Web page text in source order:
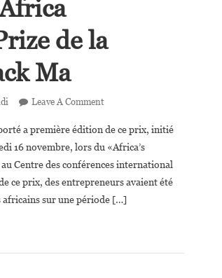
de la
Ma
Leave A CommentOn
Giwa-
Tubosun
Lauréate
De
L’Africa
a première édition de ce prix, initié
16 novembre, lors du «Africa’s
Centre des conférences international
ce prix, des entrepreneurs avaient été
africains sur une période […]